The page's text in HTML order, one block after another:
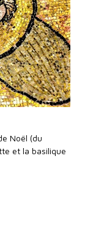
Noël (du
et la basilique